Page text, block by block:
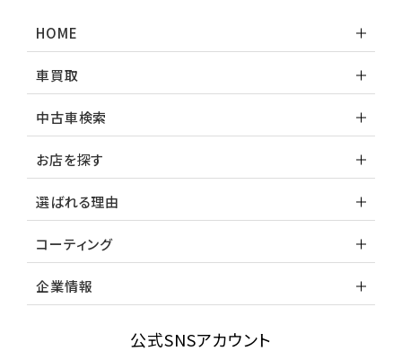
HOME
車買取
中古車検索
お店を探す
選ばれる理由
コーティング
企業情報
公式SNSアカウント